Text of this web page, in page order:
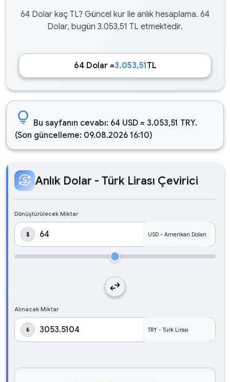
64 Dolar kaç TL? Güncel kur ile anlık hesaplama. 64
Dolar, bugün 3.053,51 TL etmektedir.
64 Dolar =3.053,51TL
lightbulb Bu sayfanın cevabı: 64 USD = 3.053,51 TRY.
(Son güncelleme: 09.08.2026 16:10)
currency_exchange Anlık Dolar - Türk Lirası Çevirici
Dönüştürülecek Miktar
$
swap_horiz
Alınacak Miktar
₺